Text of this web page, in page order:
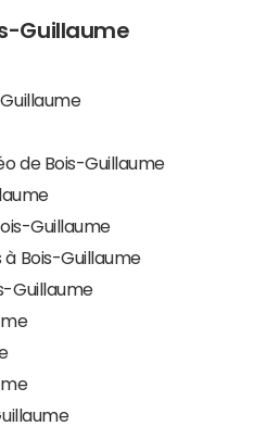
Guillaume
de Bois-Guillaume
Guillaume
Bois-Guillaume
Guillaume